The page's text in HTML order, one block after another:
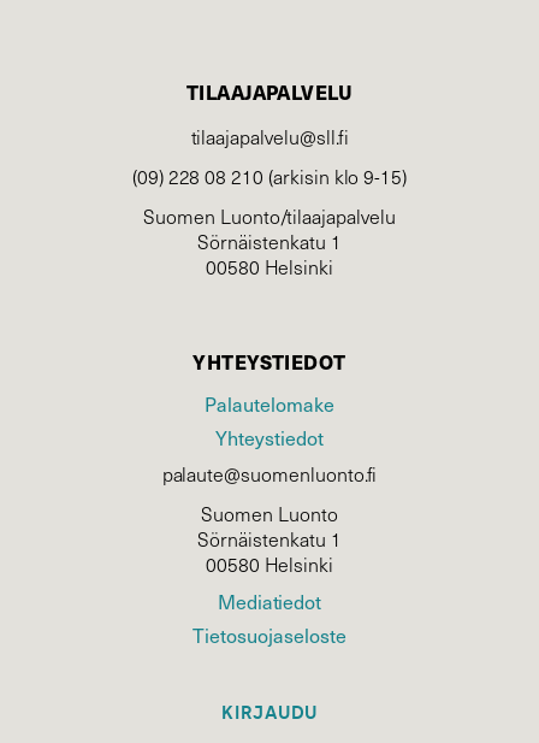
TILAAJAPALVELU
tilaajapalvelu@sll.fi
(09) 228 08 210 (arkisin klo 9-15)
Suomen Luonto/tilaajapalvelu
Sörnäistenkatu 1
00580 Helsinki
YHTEYSTIEDOT
Palautelomake
Yhteystiedot
palaute@suomenluonto.fi
Suomen Luonto
Sörnäistenkatu 1
00580 Helsinki
Mediatiedot
Tietosuojaseloste
KIRJAUDU